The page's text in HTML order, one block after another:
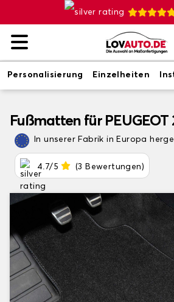
Personalisierung Einzelheiten
Fußmatten für PEUGEOT
In unserer Fabrik in Europa
4.7/5 (3 Bewertungen)